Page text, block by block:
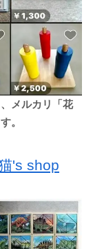
メルカリ「花
。
's shop